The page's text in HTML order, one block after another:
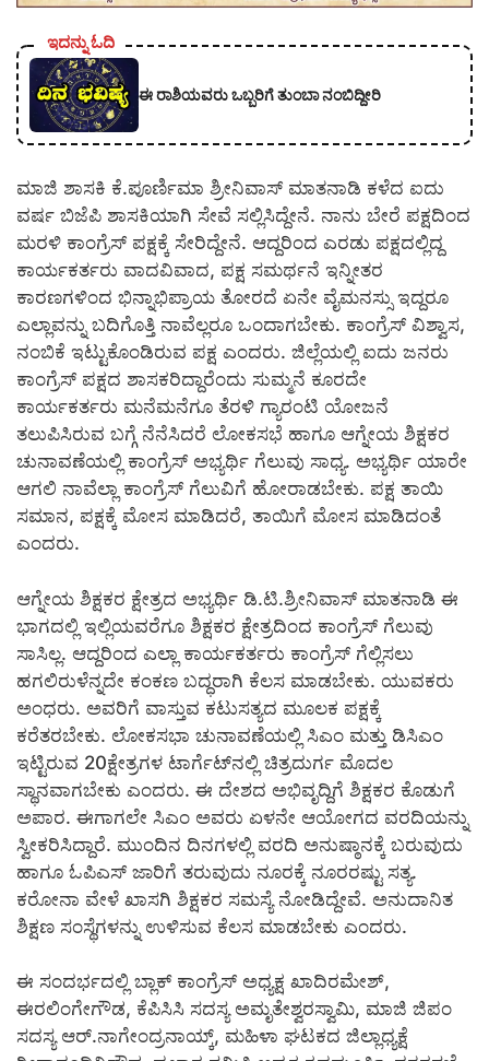
ಇದನ್ನು ಓದಿ
ಈ ರಾಶಿಯವರು ಒಬ್ಬರಿಗೆ ತುಂಬಾ ನಂಬಿದ್ದೀರಿ
ಮಾಜಿ ಶಾಸಕಿ ಕೆ.ಪೂರ್ಣಿಮಾ ಶ್ರೀನಿವಾಸ್ ಮಾತನಾಡಿ ಕಳೆದ ಐದು
ವರ್ಷ ಬಿಜೆಪಿ ಶಾಸಕಿಯಾಗಿ ಸೇವೆ ಸಲ್ಲಿಸಿದ್ದೇನೆ. ನಾನು ಬೇರೆ ಪಕ್ಷದಿಂದ
ಮರಳಿ ಕಾಂಗ್ರೆಸ್ ಪಕ್ಷಕ್ಕೆ ಸೇರಿದ್ದೇನೆ. ಆದ್ದರಿಂದ ಎರಡು ಪಕ್ಷದಲ್ಲಿದ್ದ
ಕಾರ್ಯಕರ್ತರು ವಾದವಿವಾದ, ಪಕ್ಷ ಸಮರ್ಥನೆ ಇನ್ನೀತರ
ಕಾರಣಗಳಿಂದ ಭಿನ್ನಾಭಿಪ್ರಾಯ ತೋರದೆ ಏನೇ ವೈಮನಸ್ಸು ಇದ್ದರೂ
ಎಲ್ಲಾವನ್ನು ಬದಿಗೊತ್ತಿ ನಾವೆಲ್ಲರೂ ಒಂದಾಗಬೇಕು. ಕಾಂಗ್ರೆಸ್ ವಿಶ್ವಾಸ,
ನಂಬಿಕೆ ಇಟ್ಟುಕೊಂಡಿರುವ ಪಕ್ಷ ಎಂದರು. ಜಿಲ್ಲೆಯಲ್ಲಿ ಐದು ಜನರು
ಕಾಂಗ್ರೆಸ್ ಪಕ್ಷದ ಶಾಸಕರಿದ್ದಾರೆಂದು ಸುಮ್ಮನೆ ಕೂರದೇ
ಕಾರ್ಯಕರ್ತರು ಮನೆಮನೆಗೂ ತೆರಳಿ ಗ್ಯಾರಂಟಿ ಯೋಜನೆ
ತಲುಪಿಸಿರುವ ಬಗ್ಗೆ ನೆನೆಸಿದರೆ ಲೋಕಸಭೆ ಹಾಗೂ ಆಗ್ನೇಯ ಶಿಕ್ಷಕರ
ಚುನಾವಣೆಯಲ್ಲಿ ಕಾಂಗ್ರೆಸ್ ಅಭ್ಯರ್ಥಿ ಗೆಲುವು ಸಾಧ್ಯ. ಅಭ್ಯರ್ಥಿ ಯಾರೇ
ಆಗಲಿ ನಾವೆಲ್ಲಾ ಕಾಂಗ್ರೆಸ್ ಗೆಲುವಿಗೆ ಹೋರಾಡಬೇಕು. ಪಕ್ಷ ತಾಯಿ
ಸಮಾನ, ಪಕ್ಷಕ್ಕೆ ಮೋಸ ಮಾಡಿದರೆ, ತಾಯಿಗೆ ಮೋಸ ಮಾಡಿದಂತೆ
ಎಂದರು.
ಆಗ್ನೇಯ ಶಿಕ್ಷಕರ ಕ್ಷೇತ್ರದ ಅಭ್ಯರ್ಥಿ ಡಿ.ಟಿ.ಶ್ರೀನಿವಾಸ್ ಮಾತನಾಡಿ ಈ
ಭಾಗದಲ್ಲಿ ಇಲ್ಲಿಯವರೆಗೂ ಶಿಕ್ಷಕರ ಕ್ಷೇತ್ರದಿಂದ ಕಾಂಗ್ರೆಸ್ ಗೆಲುವು
ಸಾಸಿಲ್ಲ. ಆದ್ದರಿಂದ ಎಲ್ಲಾ ಕಾರ್ಯಕರ್ತರು ಕಾಂಗ್ರೆಸ್ ಗೆಲ್ಲಿಸಲು
ಹಗಲಿರುಳೆನ್ನದೇ ಕಂಕಣ ಬದ್ಧರಾಗಿ ಕೆಲಸ ಮಾಡಬೇಕು. ಯುವಕರು
ಅಂಧರು. ಅವರಿಗೆ ವಾಸ್ತುವ ಕಟುಸತ್ಯದ ಮೂಲಕ ಪಕ್ಷಕ್ಕೆ
ಕರೆತರಬೇಕು. ಲೋಕಸಭಾ ಚುನಾವಣೆಯಲ್ಲಿ ಸಿಎಂ ಮತ್ತು ಡಿಸಿಎಂ
ಇಟ್ಟಿರುವ 20ಕ್ಷೇತ್ರಗಳ ಟಾರ್ಗೆಟ್‌ನಲ್ಲಿ ಚಿತ್ರದುರ್ಗ ಮೊದಲ
ಸ್ಥಾನವಾಗಬೇಕು ಎಂದರು. ಈ ದೇಶದ ಅಭಿವೃದ್ದಿಗೆ ಶಿಕ್ಷಕರ ಕೊಡುಗೆ
ಅಪಾರ. ಈಗಾಗಲೇ ಸಿಎಂ ಅವರು ಏಳನೇ ಆಯೋಗದ ವರದಿಯನ್ನು
ಸ್ವೀಕರಿಸಿದ್ದಾರೆ. ಮುಂದಿನ ದಿನಗಳಲ್ಲಿ ವರದಿ ಅನುಷ್ಠಾನಕ್ಕೆ ಬರುವುದು
ಹಾಗೂ ಓಪಿಎಸ್ ಜಾರಿಗೆ ತರುವುದು ನೂರಕ್ಕೆ ನೂರರಷ್ಟು ಸತ್ಯ.
ಕರೋನಾ ವೇಳೆ ಖಾಸಗಿ ಶಿಕ್ಷಕರ ಸಮಸ್ಯೆ ನೋಡಿದ್ದೇವೆ. ಅನುದಾನಿತ
ಶಿಕ್ಷಣ ಸಂಸ್ಥೆಗಳನ್ನು ಉಳಿಸುವ ಕೆಲಸ ಮಾಡಬೇಕು ಎಂದರು.
ಈ ಸಂದರ್ಭದಲ್ಲಿ ಬ್ಲಾಕ್ ಕಾಂಗ್ರೆಸ್ ಅಧ್ಯಕ್ಷ ಖಾದಿರಮೇಶ್,
ಈರಲಿಂಗೇಗೌಡ, ಕೆಪಿಸಿಸಿ ಸದಸ್ಯ ಅಮೃತೇಶ್ವರಸ್ವಾಮಿ, ಮಾಜಿ ಜಿಪಂ
ಸದಸ್ಯ ಆರ್.ನಾಗೇಂದ್ರನಾಯ್ಕ್, ಮಹಿಳಾ ಘಟಕದ ಜಿಲ್ಲಾಧ್ಯಕ್ಷೆ